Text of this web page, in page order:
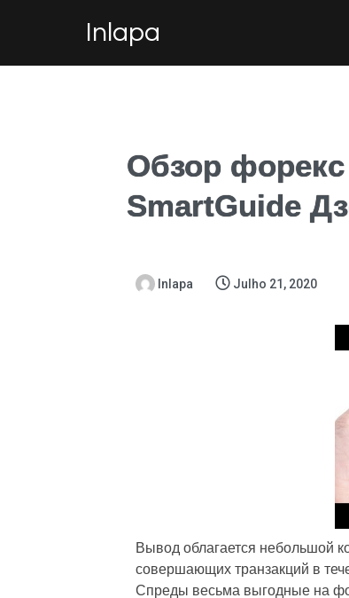
Inlapa
Обзор
SmartGuide
Inlapa Julho 21, 2020
Вывод облагается небольшой
совершающих транзакций в
Спреды весьма выгодные на